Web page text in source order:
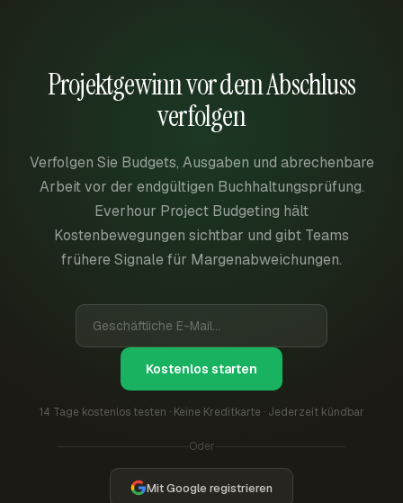
Projektgewinn vor dem Abschluss
verfolgen
Verfolgen Sie Budgets, Ausgaben und abrechenbare
Arbeit vor der endgültigen Buchhaltungsprüfung.
Everhour Project Budgeting hält
Kostenbewegungen sichtbar und gibt Teams
frühere Signale für Margenabweichungen.
Kostenlos starten
14 Tage kostenlos testen · Keine Kreditkarte · Jederzeit kündbar
Oder
Mit Google registrieren